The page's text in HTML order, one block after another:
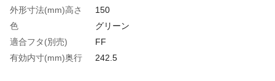
外形寸法(mm)高さ
150
色
グリーン
適合フタ(別売)
FF
有効内寸(mm)奥行
242.5